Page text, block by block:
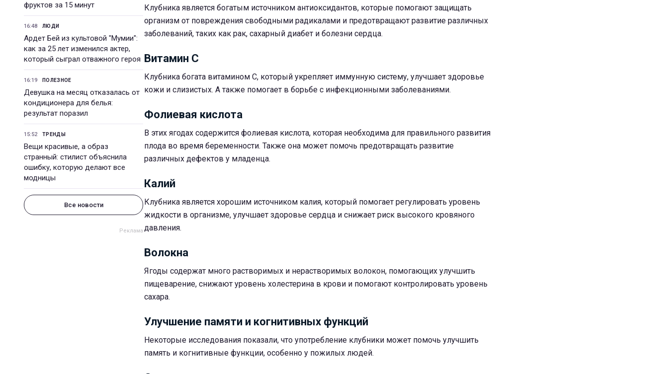
фруктов за 15 минут
16:48 ЛЮДИ
Ардет Бей из культовой "Мумии":
как за 25 лет изменился актер,
который сыграл отважного героя
16:19 ПОЛЕЗНОЕ
Девушка на месяц отказалась от
кондиционера для белья:
результат поразил
15:52 ТРЕНДЫ
Вещи красивые, а образ
странный: стилист объяснила
ошибку, которую делают все
модницы
Все новости
Клубника является богатым источником антиоксидантов, которые помогают защищать
организм от повреждения свободными радикалами и предотвращают развитие различных
заболеваний, таких как рак, сахарный диабет и болезни сердца.
Витамин С
Клубника богата витамином С, который укрепляет иммунную систему, улучшает здоровье
кожи и слизистых. А также помогает в борьбе с инфекционными заболеваниями.
Фолиевая кислота
В этих ягодах содержится фолиевая кислота, которая необходима для правильного развития
плода во время беременности. Также она может помочь предотвращать развитие
различных дефектов у младенца.
Калий
Клубника является хорошим источником калия, который помогает регулировать уровень
жидкости в организме, улучшает здоровье сердца и снижает риск высокого кровяного
давления.
Волокна
Ягоды содержат много растворимых и нерастворимых волокон, помогающих улучшить
пищеварение, снижают уровень холестерина в крови и помогают контролировать уровень
сахара.
Улучшение памяти и когнитивных функций
Некоторые исследования показали, что употребление клубники может помочь улучшить
память и когнитивные функции, особенно у пожилых людей.